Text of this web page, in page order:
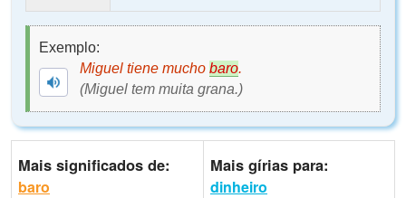
Exemplo:
Miguel tiene mucho baro.
(Miguel tem muita grana.)
Mais significados de:
baro
Mais gírias para:
dinheiro